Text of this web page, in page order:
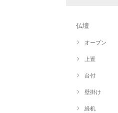
仏壇
オープン
上置
台付
壁掛け
経机